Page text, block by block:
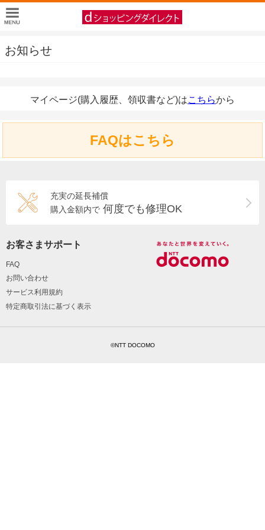
お知らせ
マイページ(購入履歴、領収書など)はこちらから
FAQはこちら
充実の延長補償
購入金額内で 何度でも修理OK
お客さまサポート
FAQ
お問い合わせ
サービス利用規約
特定商取引法に基づく表示
©NTT DOCOMO